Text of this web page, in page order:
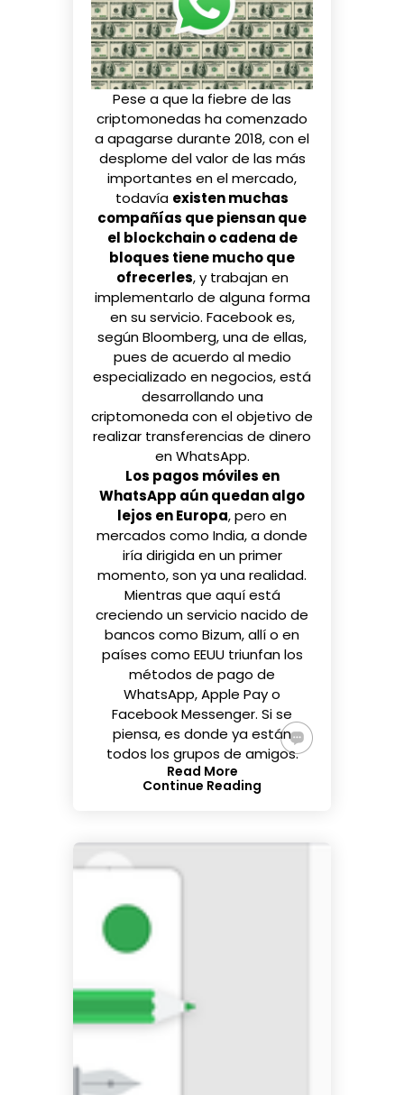
Pese a que la fiebre de las
criptomonedas ha comenzado
a apagarse durante 2018, con el
desplome del valorde las más
importantes en el mercado,
todavía existen muchas
compañías que piensan que
el blockchain o cadena de
bloques tiene mucho que
ofrecerles, y trabajan en
implementarlo de alguna forma
en su servicio. Facebook es,
segúnBloomberg, una de ellas,
pues de acuerdo al medio
especializado en negocios, está
desarrollando una
criptomoneda con el objetivo de
realizar transferencias de dinero
en WhatsApp.
Los pagos móviles en
WhatsApp aún quedan algo
lejos en Europa, pero en
mercados como India, a donde
iría dirigida en un primer
momento, son yauna realidad.
Mientras que aquí está
creciendo un servicio nacido de
bancos como Bizum, allí o en
países como EEUU triunfan los
métodos de pago de
WhatsApp, Apple Pay o
Facebook Messenger. Si se
piensa, es donde ya están
todos los grupos de amigos.
Read More
Continue Reading